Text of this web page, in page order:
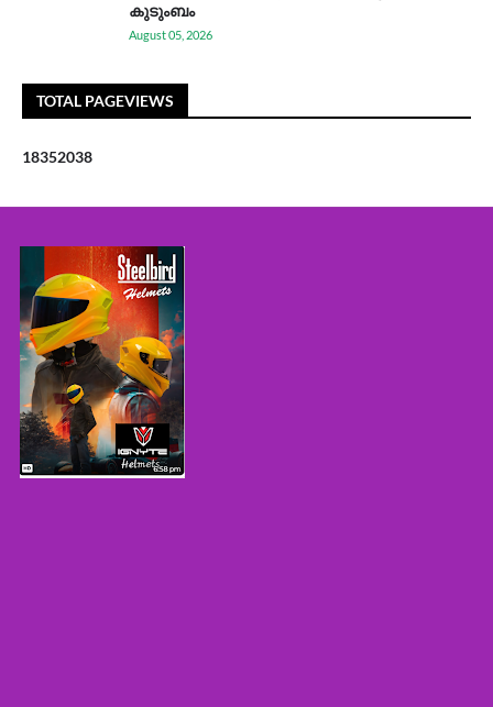
കുടുംബം
August 05, 2026
TOTAL PAGEVIEWS
18352038